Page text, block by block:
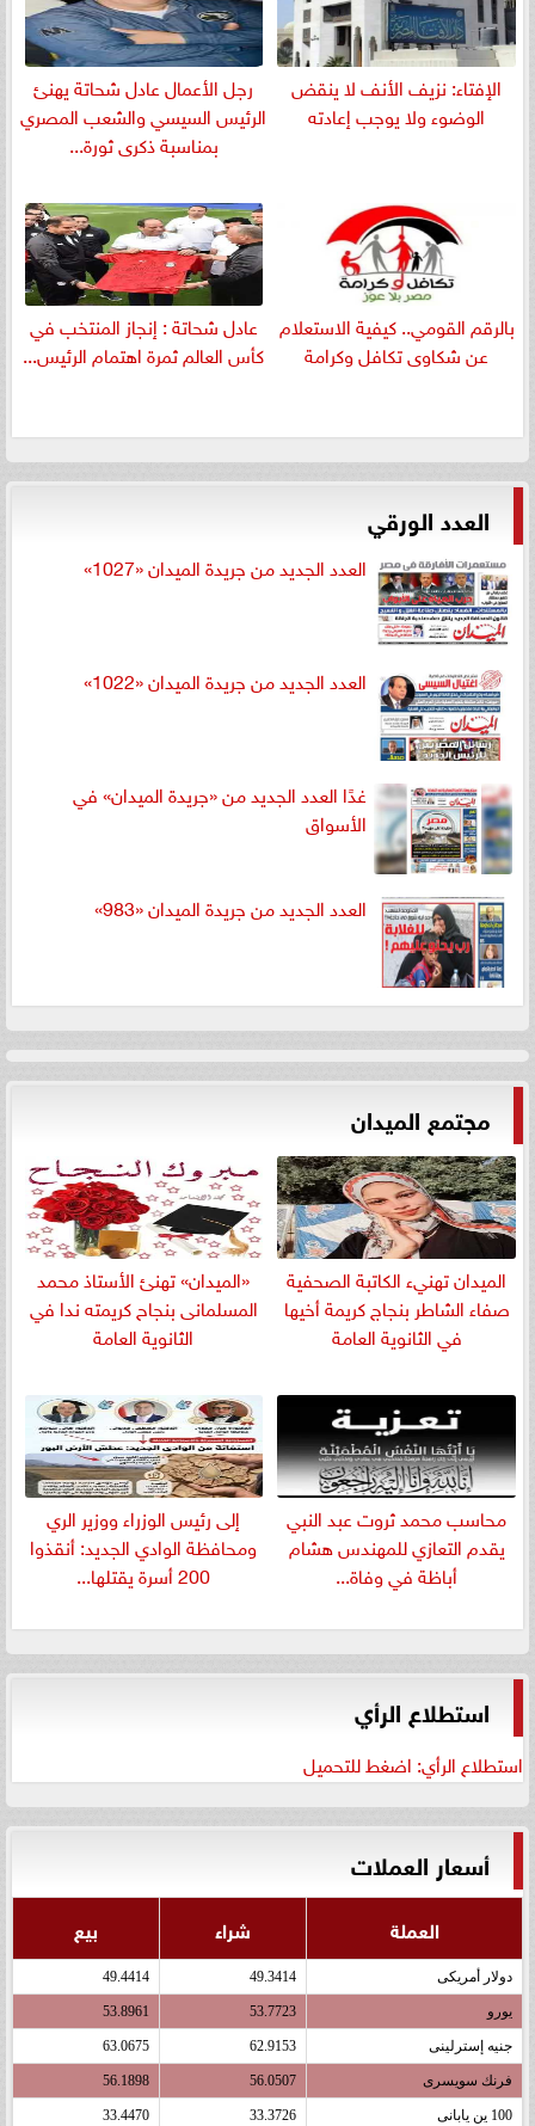
الإفتاء: نزيف الأنف لا ينقض
الوضوء ولا يوجب إعادته
رجل الأعمال عادل شحاتة يهنئ
الرئيس السيسي والشعب المصري
بمناسبة ذكرى ثورة...
بالرقم القومي.. كيفية الاستعلام
عن شكاوى تكافل وكرامة
عادل شحاتة : إنجاز المنتخب في
كأس العالم ثمرة اهتمام الرئيس...
العدد الورقي
العدد الجديد من جريدة الميدان «1027»
العدد الجديد من جريدة الميدان «1022»
غدًا العدد الجديد من «جريدة الميدان» في
الأسواق
العدد الجديد من جريدة الميدان «983»
مجتمع الميدان
الميدان تهنيء الكاتبة الصحفية
صفاء الشاطر بنجاج كريمة أخيها
في الثانوية العامة
«الميدان» تهنئ الأستاذ محمد
المسلمانى بنجاح كريمته ندا في
الثانوية العامة
​محاسب محمد ثروت عبد النبي
يقدم التعازي للمهندس هشام
أباظة في وفاة...
إلى رئيس الوزراء ووزير الري
ومحافظة الوادي الجديد: أنقذوا
200 أسرة يقتلها...
استطلاع الرأي
استطلاع الرأي: اضغط للتحميل
أسعار العملات
العملة شراء بيع
دولار أمريكى 49.3414
49.4414
يورو 53.7723
53.8961
جنيه إسترلينى 62.9153
63.0675
فرنك سويسرى 56.0507
56.1898
100 ين يابانى 33.3726
33.4470